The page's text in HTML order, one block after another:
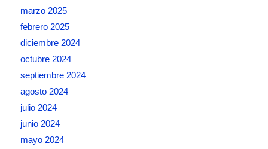
marzo 2025
febrero 2025
diciembre 2024
octubre 2024
septiembre 2024
agosto 2024
julio 2024
junio 2024
mayo 2024